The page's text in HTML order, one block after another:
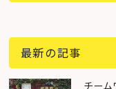
最新の記事
チーム